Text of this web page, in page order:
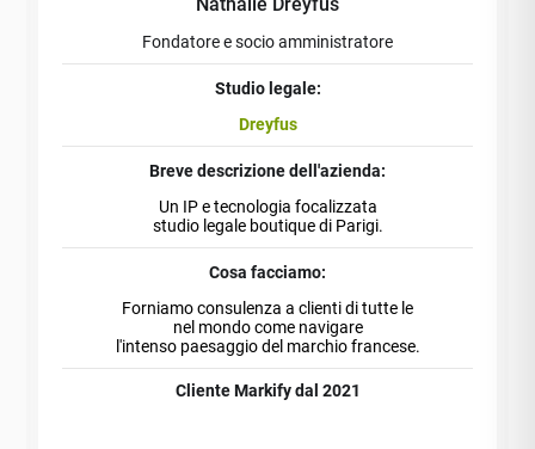
Fondatore e socio amministratore
Studio legale:
Dreyfus
Breve descrizione dell'azienda:
Un IP e tecnologia focalizzata
studio legale boutique di Parigi.
Cosa facciamo:
Forniamo consulenza a clienti di tutte le
nel mondo come navigare
l'intenso paesaggio del marchio francese.
Cliente Markify dal 2021